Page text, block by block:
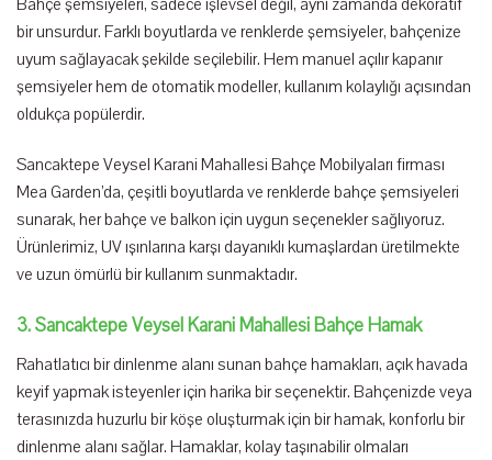
bir unsurdur. Farklı boyutlarda ve renklerde şemsiyeler, bahçenize
uyum sağlayacak şekilde seçilebilir. Hem manuel açılır kapanır
şemsiyeler hem de otomatik modeller, kullanım kolaylığı açısından
oldukça popülerdir.
Sancaktepe Veysel Karani Mahallesi Bahçe Mobilyaları firması
Mea Garden’da, çeşitli boyutlarda ve renklerde bahçe şemsiyeleri
sunarak, her bahçe ve balkon için uygun seçenekler sağlıyoruz.
Ürünlerimiz, UV ışınlarına karşı dayanıklı kumaşlardan üretilmekte
ve uzun ömürlü bir kullanım sunmaktadır.
3. Sancaktepe Veysel Karani Mahallesi Bahçe Hamak
Rahatlatıcı bir dinlenme alanı sunan bahçe hamakları, açık havada
keyif yapmak isteyenler için harika bir seçenektir. Bahçenizde veya
terasınızda huzurlu bir köşe oluşturmak için bir hamak, konforlu bir
dinlenme alanı sağlar. Hamaklar, kolay taşınabilir olmaları